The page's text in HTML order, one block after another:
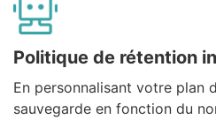
Politique de rétention
En personnalisant votre plan
sauvegarde en fonction du